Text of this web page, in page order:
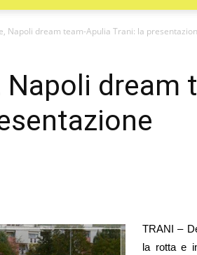
Napoli dream team-Apulia Trani: la
dream
TRANI –
la rotta e